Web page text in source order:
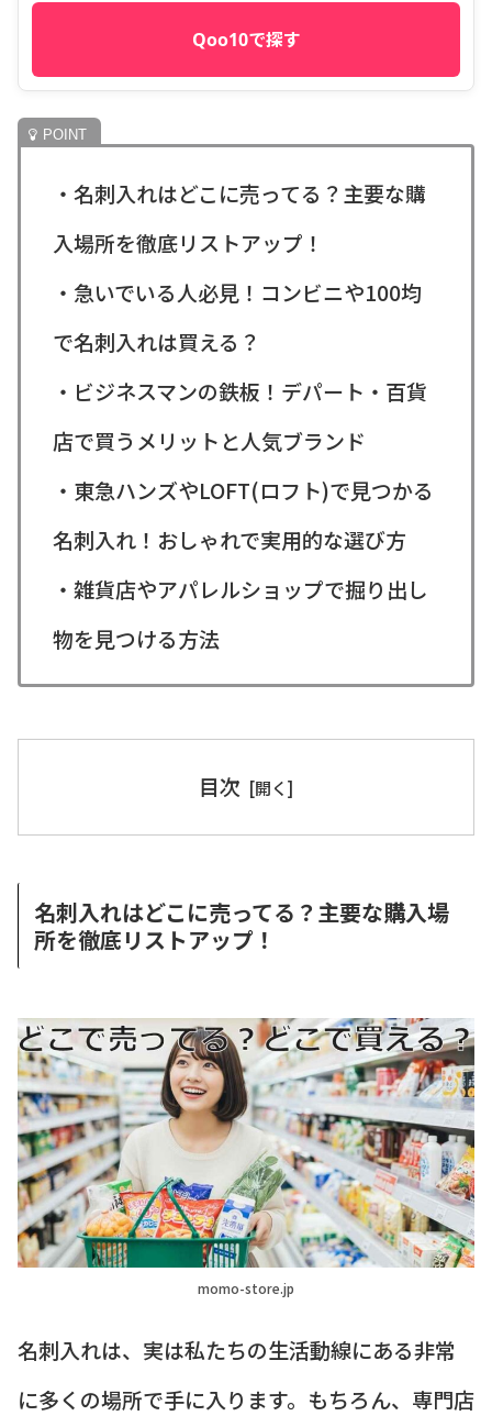
Qoo10で探す
・名刺入れはどこに売ってる？主要な購
入場所を徹底リストアップ！
・急いでいる人必見！コンビニや100均
で名刺入れは買える？
・ビジネスマンの鉄板！デパート・百貨
店で買うメリットと人気ブランド
・東急ハンズやLOFT(ロフト)で見つかる
名刺入れ！おしゃれで実用的な選び方
・雑貨店やアパレルショップで掘り出し
物を見つける方法
目次
名刺入れはどこに売ってる？主要な購入場
所を徹底リストアップ！
momo-store.jp
名刺入れは、実は私たちの生活動線にある非常
に多くの場所で手に入ります。もちろん、専門店